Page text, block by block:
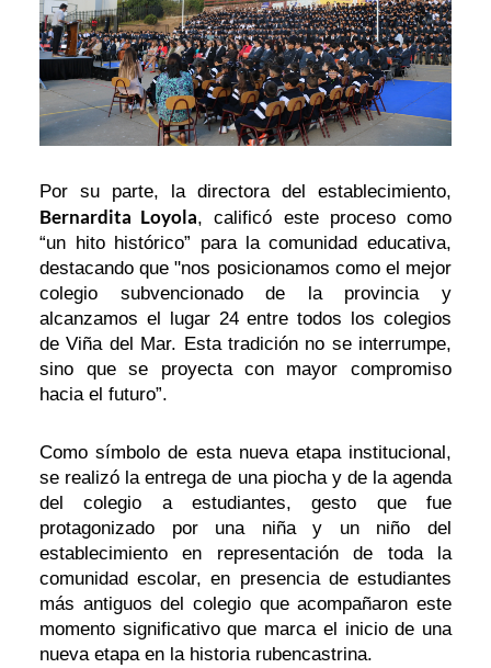
Por su parte, la directora del establecimiento,
Bernardita Loyola, calificó este proceso como
“un hito histórico” para la comunidad educativa,
destacando que "nos posicionamos como el mejor
colegio subvencionado de la provincia y
alcanzamos el lugar 24 entre todos los colegios
de Viña del Mar. Esta tradición no se interrumpe,
sino que se proyecta con mayor compromiso
hacia el futuro”.
Como símbolo de esta nueva etapa institucional,
se realizó la entrega de una piocha y de la agenda
del colegio a estudiantes, gesto que fue
protagonizado por una niña y un niño del
establecimiento en representación de toda la
comunidad escolar, en presencia de estudiantes
más antiguos del colegio que acompañaron este
momento significativo que marca el inicio de una
nueva etapa en la historia rubencastrina.